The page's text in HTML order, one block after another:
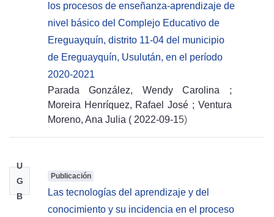
los procesos de enseñanza-aprendizaje de
nivel básico del Complejo Educativo de
Ereguayquín, distrito 11-04 del municipio
de Ereguayquín, Usulután, en el período
2020-2021
Parada González, Wendy Carolina
;
Moreira Henríquez, Rafael José ; Ventura
Moreno, Ana Julia ( 2022-09-15)
U
G
B
Publicación
Las tecnologías del aprendizaje y del
conocimiento y su incidencia en el proceso